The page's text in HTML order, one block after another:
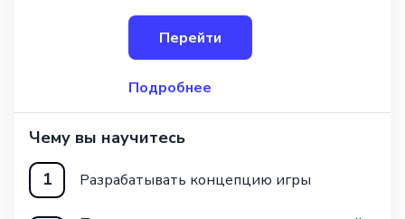
начинающих специалистов, которые
стремятся глубже понять процесс
создания игр. Программные материалы
поз
Перейти
Подробнее
Чему вы научитесь
1
Разрабатывать концепцию игры